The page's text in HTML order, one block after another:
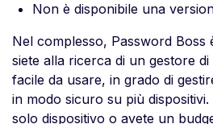
Non è disponibile una
Nel complesso, Password Boss
siete alla ricerca di un gestore
facile da usare, in grado di
in modo sicuro su più
solo dispositivo o avete un